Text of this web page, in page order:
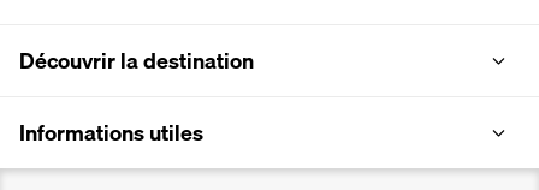
Découvrir la destination
Informations utiles